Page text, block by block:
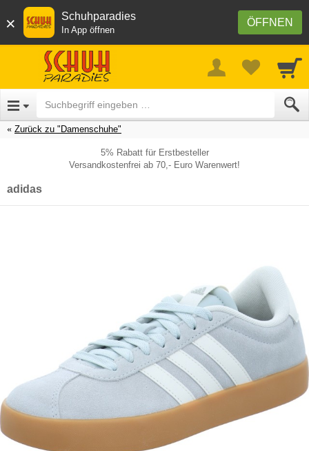
× ÖFFNEN
Schuhparadies
In App öffnen
Zurück zu "Damenschuhe"
5% Rabatt für Erstbesteller
Versandkostenfrei ab 70,- Euro Warenwert!
adidas